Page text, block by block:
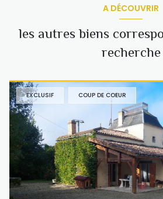
A DÉCOUVRIR
les autres biens
recherche
EXCLUSIF COUP DE COEUR